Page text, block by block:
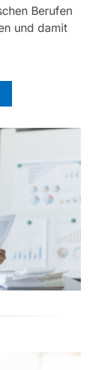
Berufen
und damit